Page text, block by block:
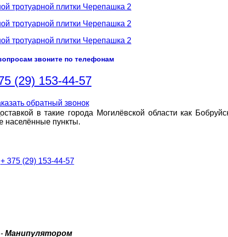
звоните по телефонам
(29) 153-44-57
в такие города Могилёвской области как
населённые пункты.
+ 375 (29) 153-44-57
- Манипулятором